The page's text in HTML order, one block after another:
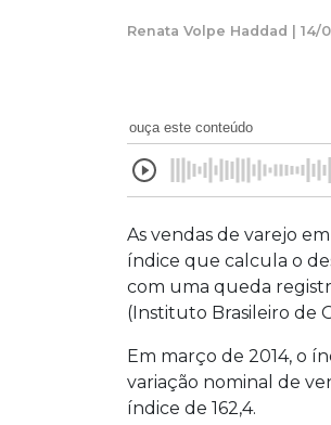
Renata Volpe Haddad | 14/
ouça este conteúdo
As vendas de varejo
índice que calcula o
com uma queda
(Instituto Brasileiro de
Em março de 2014, o
variação nominal de
índice de 162,4.